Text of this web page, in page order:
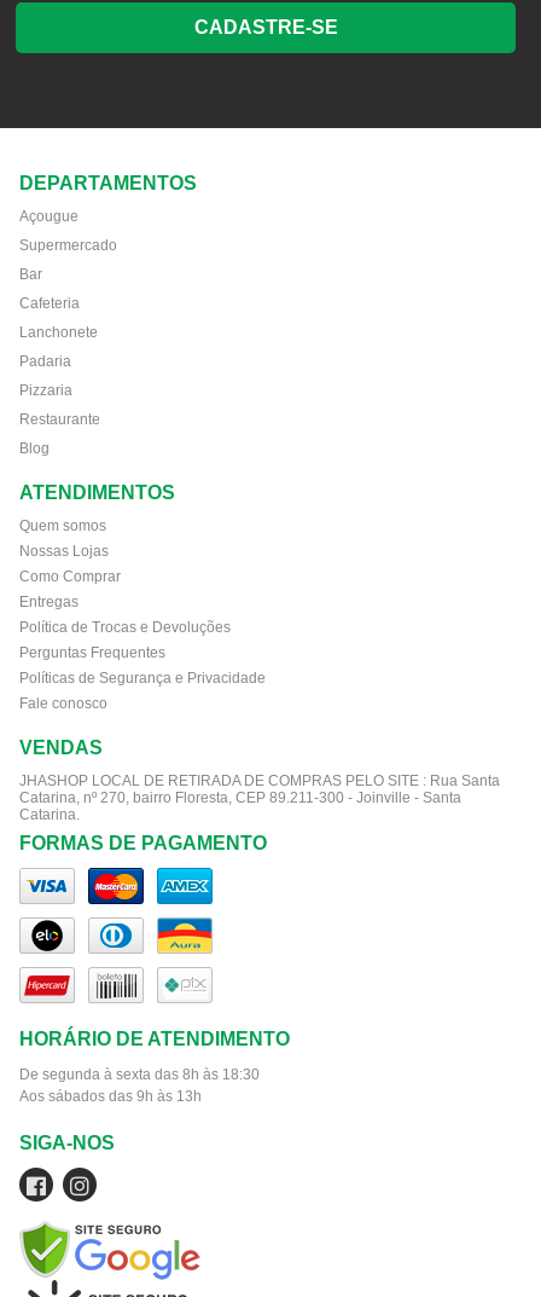
CADASTRE-SE
DEPARTAMENTOS
Açougue
Supermercado
Bar
Cafeteria
Lanchonete
Padaria
Pizzaria
Restaurante
Blog
ATENDIMENTOS
Quem somos
Nossas Lojas
Como Comprar
Entregas
Política de Trocas e Devoluções
Perguntas Frequentes
Políticas de Segurança e Privacidade
Fale conosco
VENDAS
JHASHOP LOCAL DE RETIRADA DE COMPRAS PELO SITE : Rua Santa
Catarina, nº 270, bairro Floresta, CEP 89.211-300 - Joinville - Santa
Catarina.
FORMAS DE PAGAMENTO
HORÁRIO DE ATENDIMENTO
De segunda à sexta das 8h às 18:30
Aos sábados das 9h às 13h
SIGA-NOS